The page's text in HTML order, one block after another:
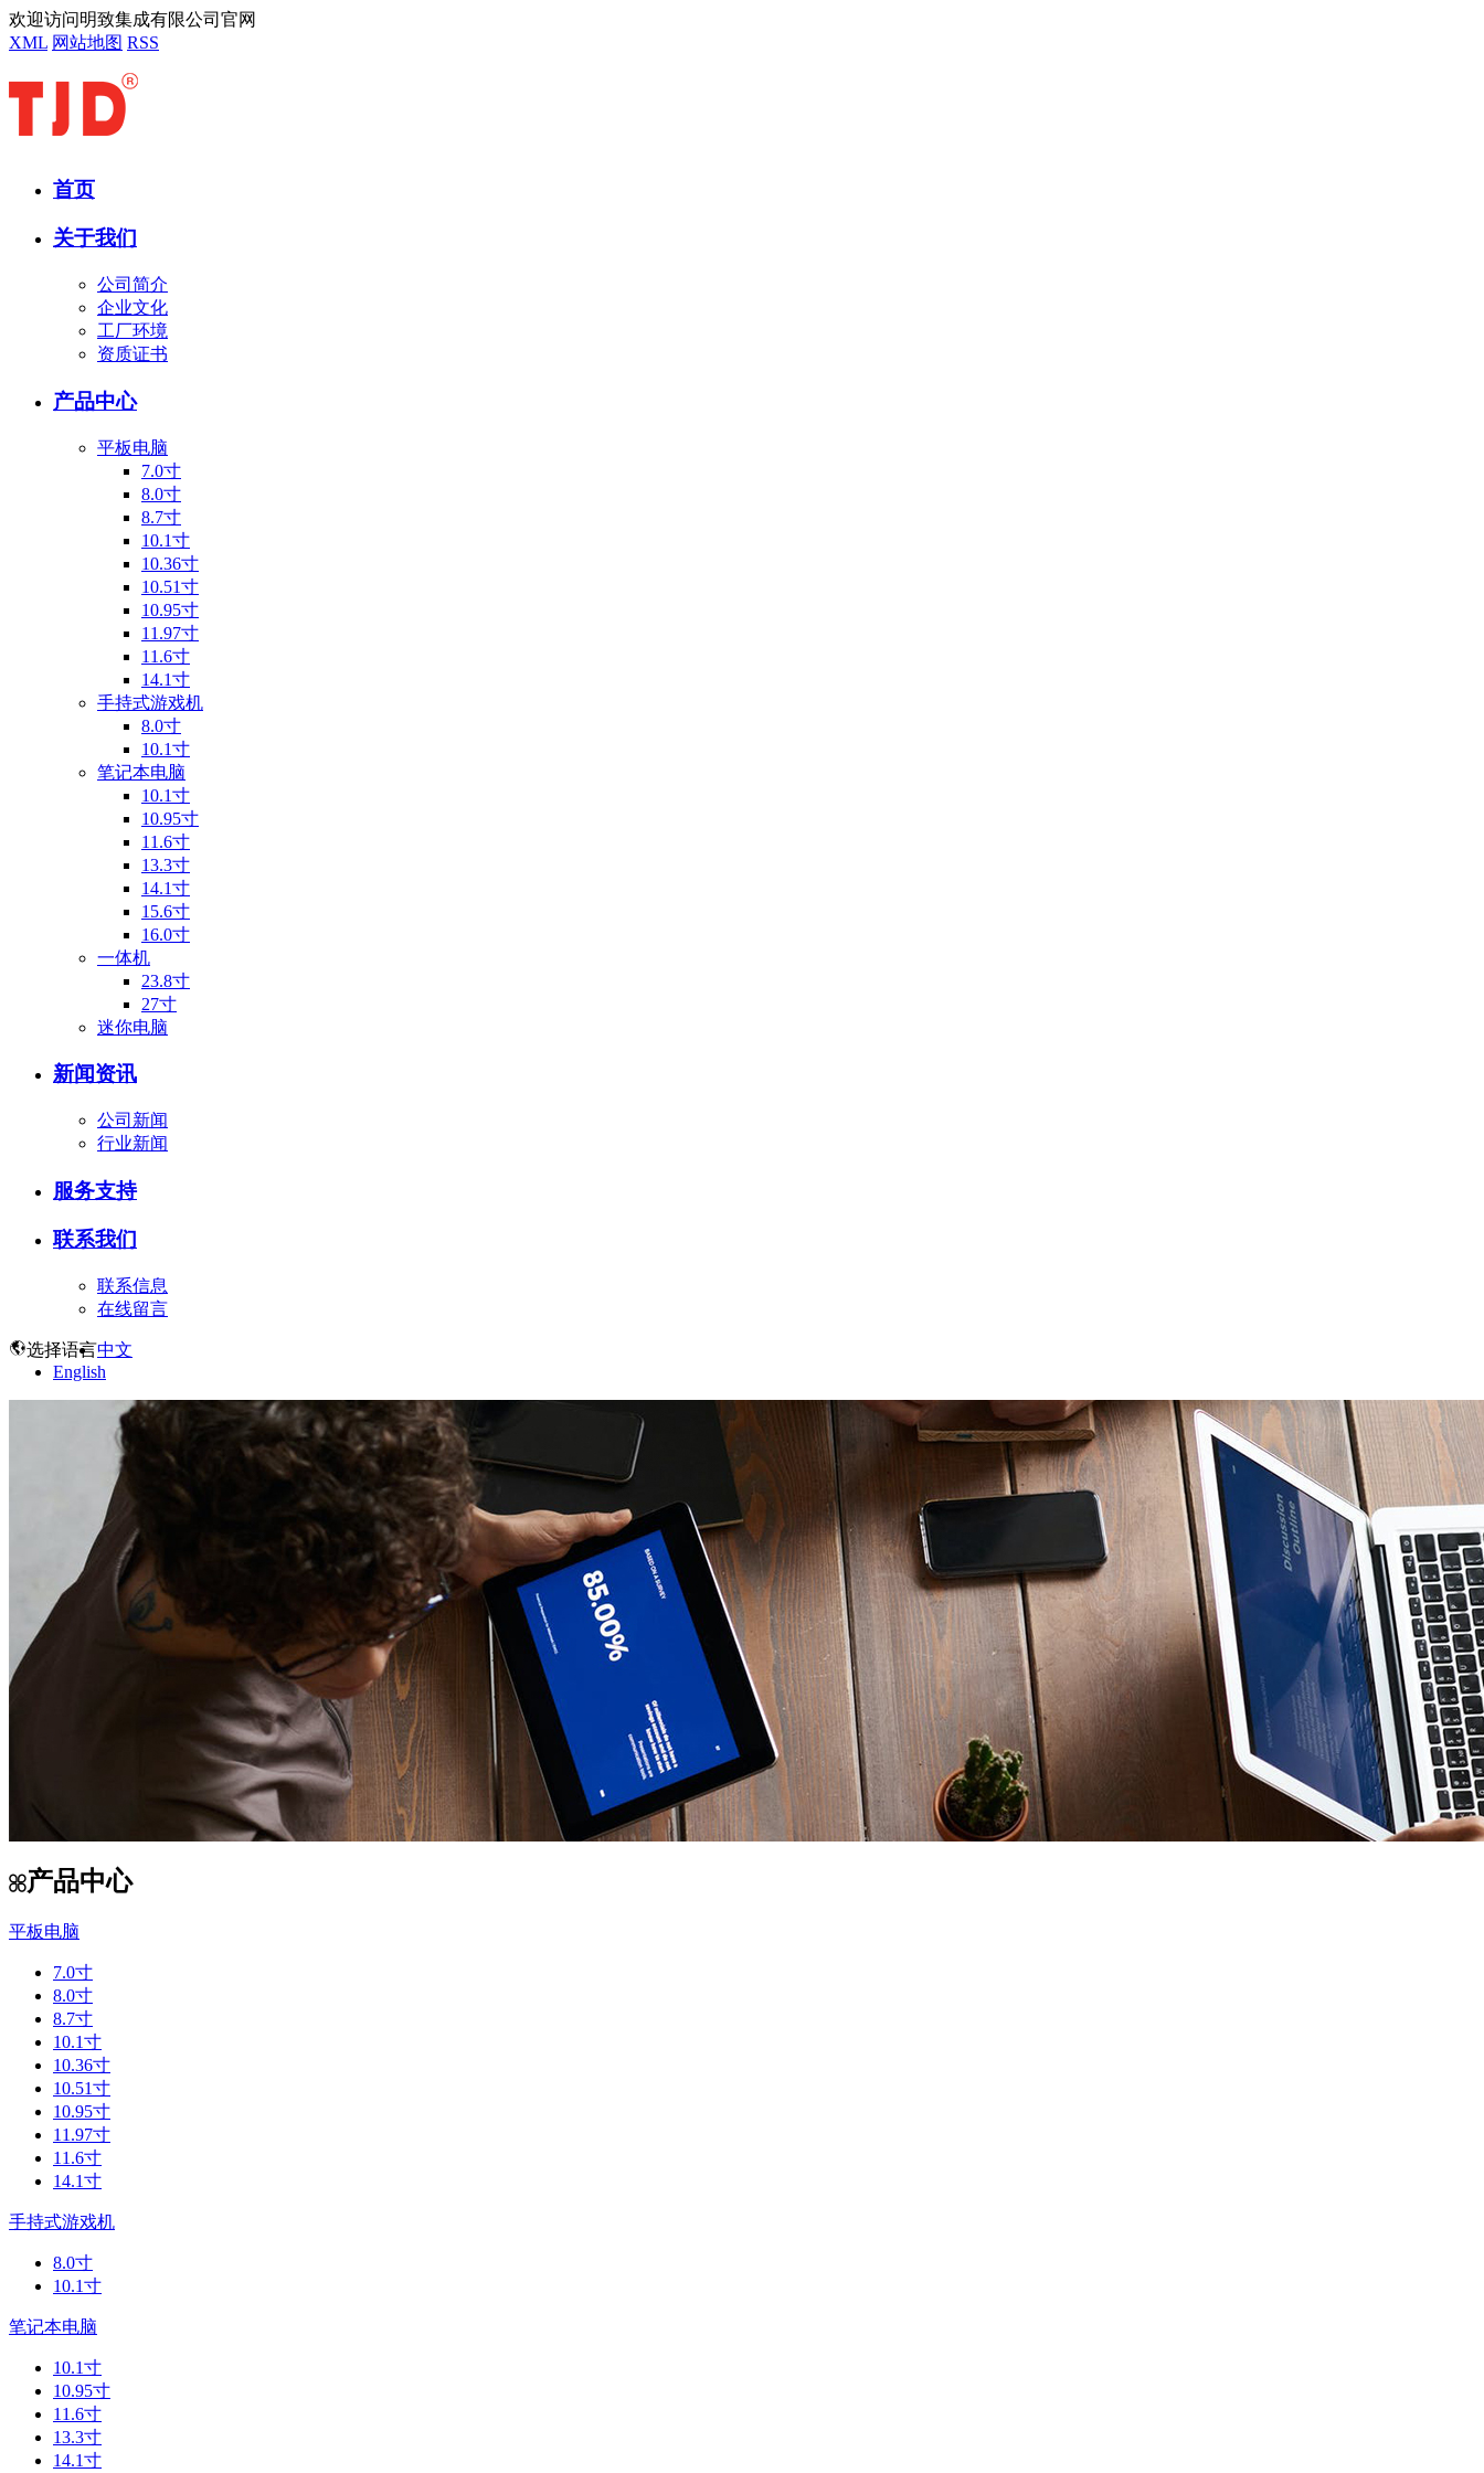
欢迎访问明致集成有限公司官网
XML 网站地图 RSS
首页
关于我们
公司简介
企业文化
工厂环境
资质证书
产品中心
平板电脑
7.0寸
8.0寸
8.7寸
10.1寸
10.36寸
10.51寸
10.95寸
11.97寸
11.6寸
14.1寸
手持式游戏机
8.0寸
10.1寸
笔记本电脑
10.1寸
10.95寸
11.6寸
13.3寸
14.1寸
15.6寸
16.0寸
一体机
23.8寸
27寸
迷你电脑
新闻资讯
公司新闻
行业新闻
服务支持
联系我们
联系信息
在线留言
选择语言中文
English
产品中心
平板电脑
7.0寸
8.0寸
8.7寸
10.1寸
10.36寸
10.51寸
10.95寸
11.97寸
11.6寸
14.1寸
手持式游戏机
8.0寸
10.1寸
笔记本电脑
10.1寸
10.95寸
11.6寸
13.3寸
14.1寸